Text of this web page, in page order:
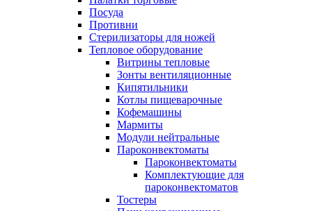
Посуда
Противни
Стерилизаторы для ножей
Тепловое оборудование
Витрины тепловые
Зонты вентиляционные
Кипятильники
Котлы пищеварочные
Кофемашины
Мармиты
Модули нейтральные
Пароконвектоматы
Пароконвектоматы
Комплектующие для
пароконвектоматов
Тостеры